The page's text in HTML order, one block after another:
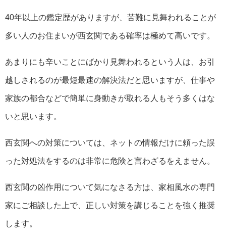
40年以上の鑑定歴がありますが、苦難に見舞われることが
多い人のお住まいが西玄関である確率は極めて高いです。
あまりにも辛いことにばかり見舞われるという人は、お引
越しされるのが最短最速の解決法だと思いますが、仕事や
家族の都合などで簡単に身動きが取れる人もそう多くはな
いと思います。
西玄関への対策については、ネットの情報だけに頼った誤
った対処法をするのは非常に危険と言わざるをえません。
西玄関の凶作用について気になさる方は、家相風水の専門
家にご相談した上で、正しい対策を講じることを強く推奨
します。